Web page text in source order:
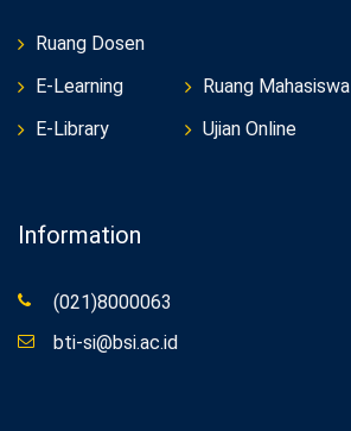
Ruang Dosen
E-Learning
E-Library
Ruang Mahasiswa
Ujian Online
Information
(021)8000063
bti-si@bsi.ac.id